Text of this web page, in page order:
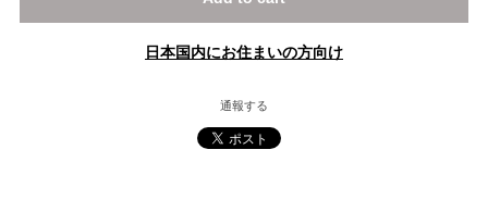
日本国内にお住まいの方向け
通報する